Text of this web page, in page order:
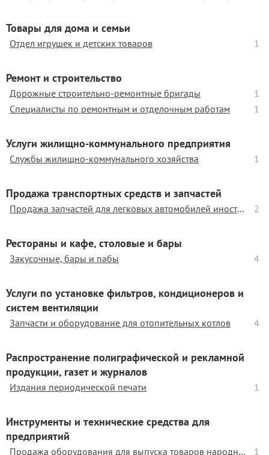
Товары для дома и семьи
1
Отдел игрушек и детских товаров
Ремонт и строительство
1
Дорожные строительно-ремонтные бригады
1
Специалисты по ремонтным и отделочным работам
Услуги жилищно-коммунального предприятия
1
Службы жилищно-коммунального хозяйства
Продажа транспортных средств и запчастей
2
Продажа запчастей для легковых автомобилей иностранного производства
Рестораны и кафе, столовые и бары
4
Закусочные, бары и пабы
Услуги по установке фильтров, кондиционеров и
систем вентиляции
4
Запчасти и оборудование для отопительных котлов
Распространение полиграфической и рекламной
продукции, газет и журналов
1
Издания периодической печати
Инструменты и технические средства для
предприятий
1
Продажа оборудования для выпуска товаров народного хозяйства